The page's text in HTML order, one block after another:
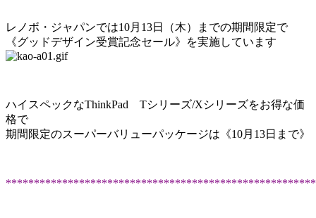
レノボ・ジャパンでは10月13日（木）までの期間限定で
《グッドデザイン受賞記念セール》を実施しています
ハイスペックなThinkPad Tシリーズ/Xシリーズをお得な価
格で
期間限定のスーパーバリューパッケージは《10月13日まで》